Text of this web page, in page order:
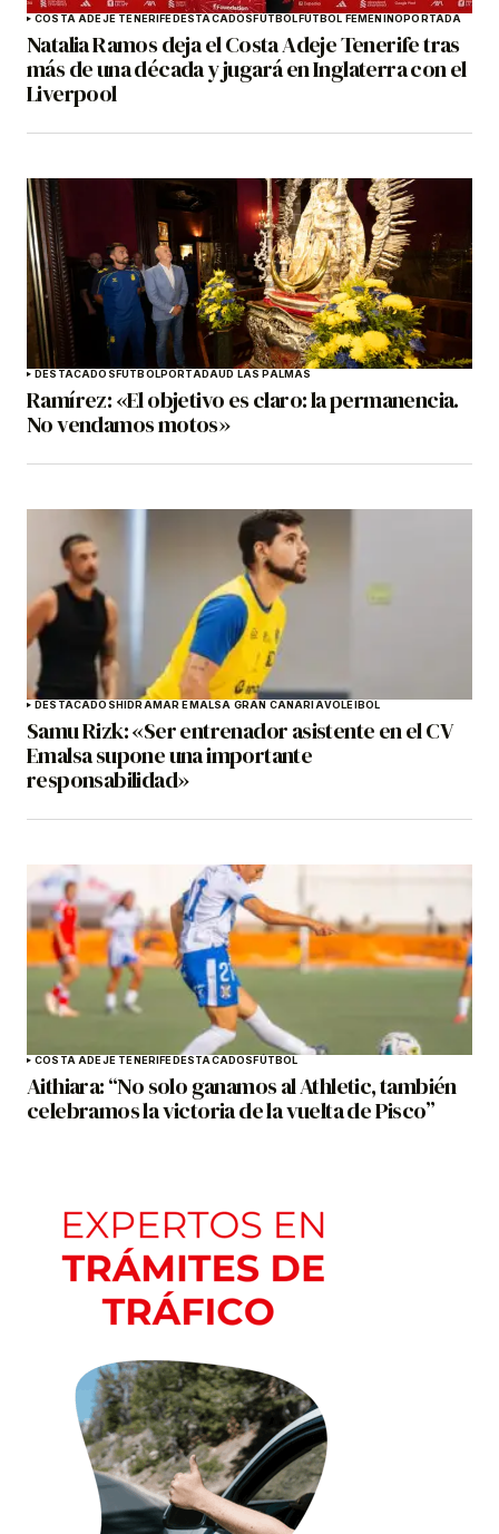
COSTA ADEJE TENERIFEDESTACADOSFÚTBOLFÚTBOL FEMENINOPORTADA
Natalia Ramos deja el Costa Adeje Tenerife tras
más de una década y jugará en Inglaterra con el
Liverpool
DESTACADOSFÚTBOLPORTADAUD LAS PALMAS
Ramírez: «El objetivo es claro: la permanencia.
No vendamos motos»
DESTACADOSHIDRAMAR EMALSA GRAN CANARIAVOLEIBOL
Samu Rizk: «Ser entrenador asistente en el CV
Emalsa supone una importante
responsabilidad»
COSTA ADEJE TENERIFEDESTACADOSFÚTBOL
Aithiara: “No solo ganamos al Athletic, también
celebramos la victoria de la vuelta de Pisco”